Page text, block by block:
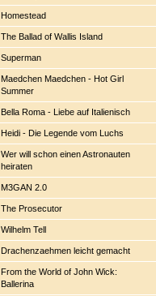
Homestead
The Ballad of Wallis Island
Superman
Maedchen Maedchen - Hot Girl
Summer
Bella Roma - Liebe auf Italienisch
Heidi - Die Legende vom Luchs
Wer will schon einen Astronauten
heiraten
M3GAN 2.0
The Prosecutor
Wilhelm Tell
Drachenzaehmen leicht gemacht
From the World of John Wick:
Ballerina